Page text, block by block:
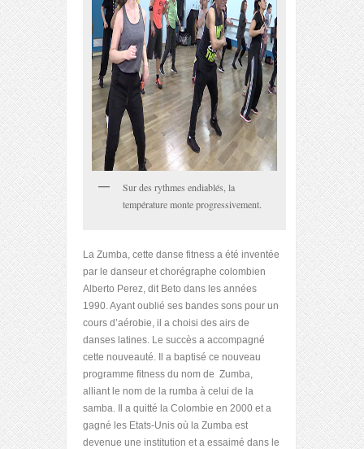
Sur des rythmes endiablés, la
température monte progressivement.
La Zumba, cette danse fitness a été inventée
par le danseur et chorégraphe colombien
Alberto Perez, dit Beto dans les années
1990. Ayant oublié ses bandes sons pour un
cours d’aérobie, il a choisi des airs de
danses latines. Le succès a accompagné
cette nouveauté. Il a baptisé ce nouveau
programme fitness du nom de Zumba,
alliant le nom de la rumba à celui de la
samba. Il a quitté la Colombie en 2000 et a
gagné les Etats-Unis où la Zumba est
devenue une institution et a essaimé dans le